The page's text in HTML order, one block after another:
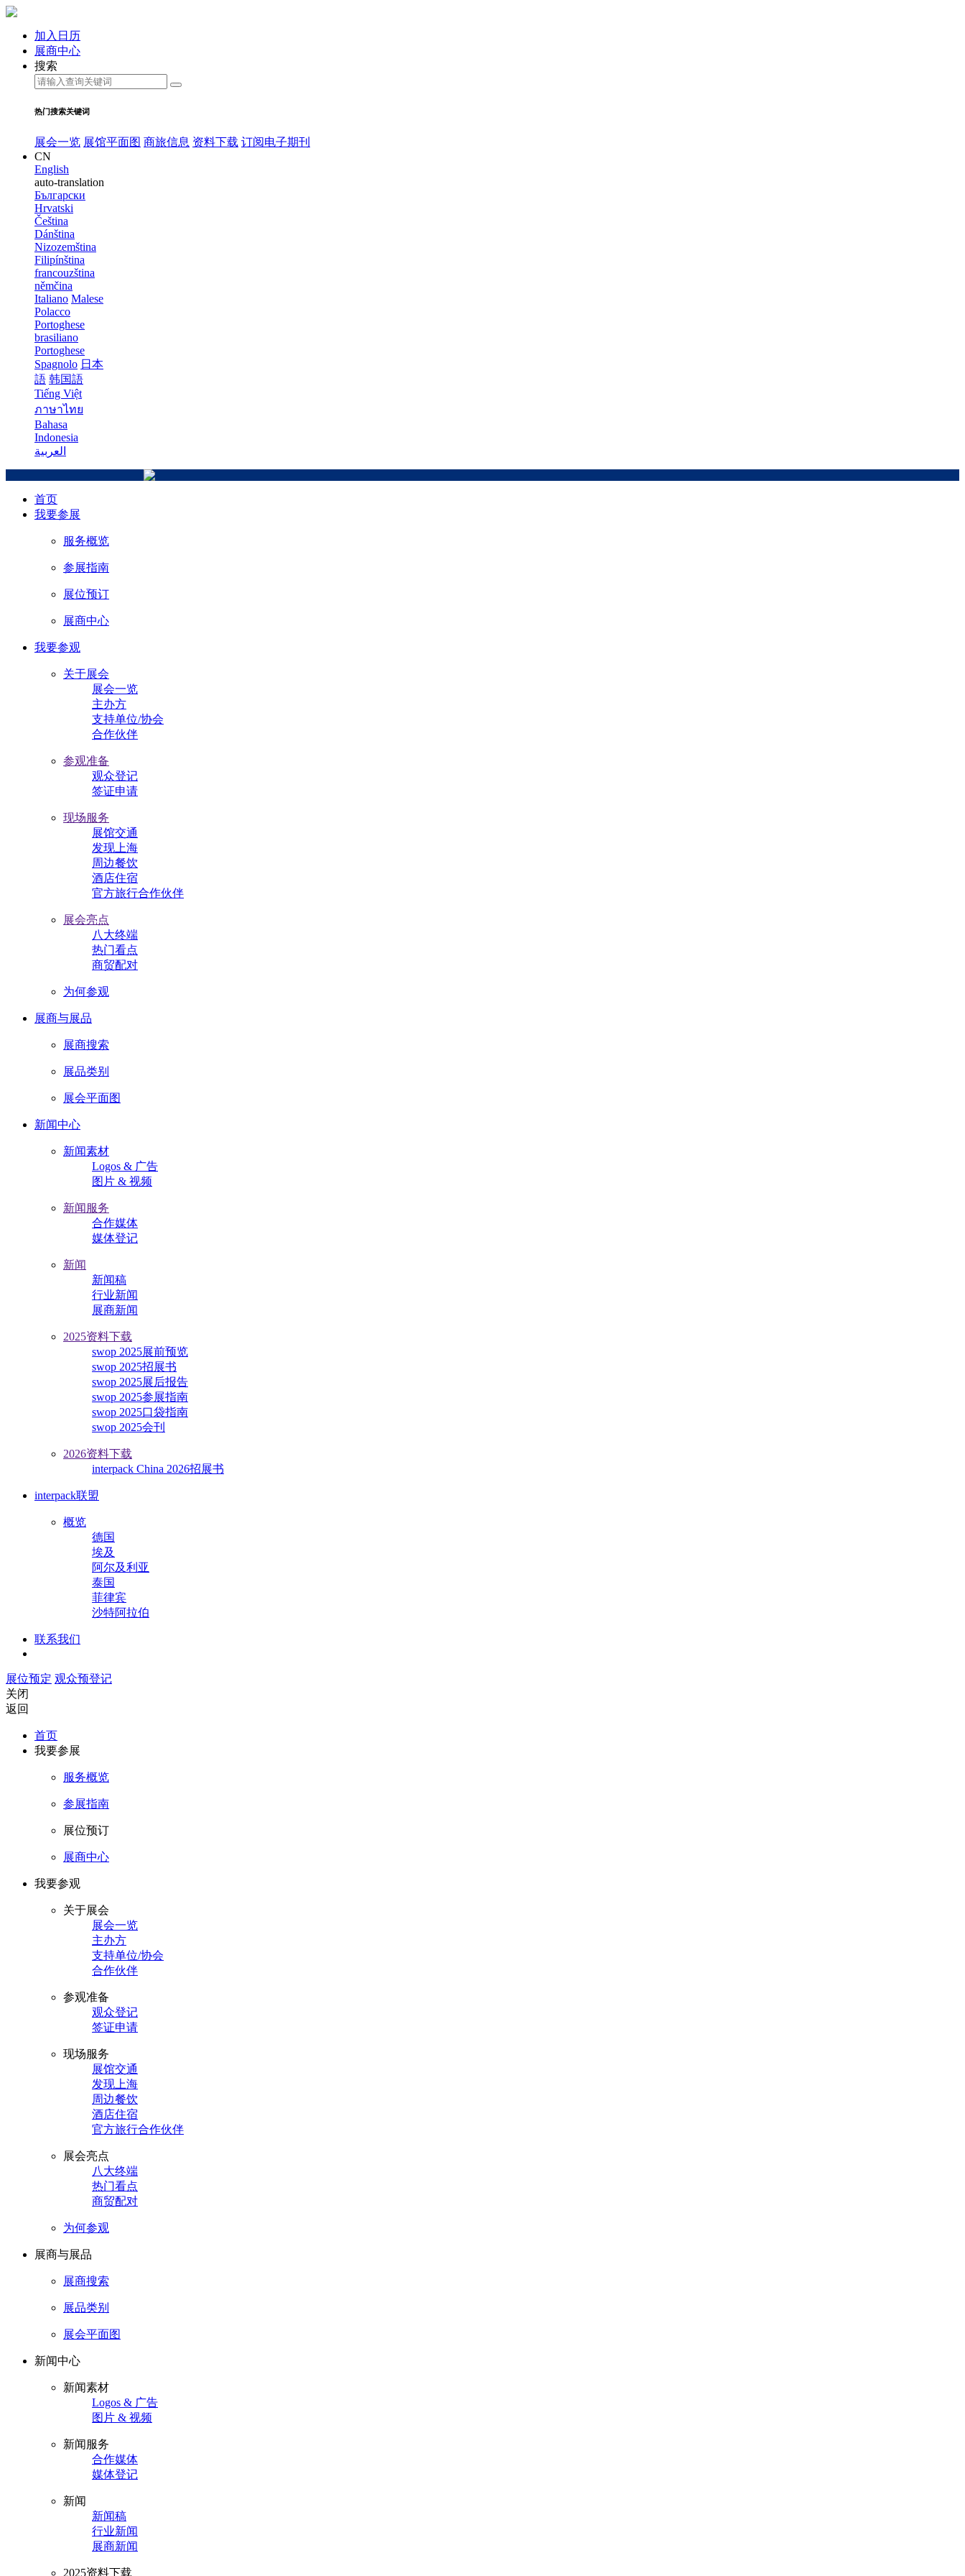
加入日历
展商中心
搜索
热门搜索关键词
展会一览 展馆平面图 商旅信息 资料下载 订阅电子期刊
CN
English
auto-translation
Български
Hrvatski
Čeština
Dánština
Nizozemština
Filipínština
francouzština
němčina
Italiano Malese
Polacco
Portoghese
brasiliano
Portoghese
Spagnolo 日本
語 韩国語
Tiếng Việt
ภาษาไทย
Bahasa
Indonesia
العربية
首页
我要参展
服务概览
参展指南
展位预订
展商中心
我要参观
关于展会
展会一览
主办方
支持单位/协会
合作伙伴
参观准备
观众登记
签证申请
现场服务
展馆交通
发现上海
周边餐饮
酒店住宿
官方旅行合作伙伴
展会亮点
八大终端
热门看点
商贸配对
为何参观
展商与展品
展商搜索
展品类别
展会平面图
新闻中心
新闻素材
Logos & 广告
图片 & 视频
新闻服务
合作媒体
媒体登记
新闻
新闻稿
行业新闻
展商新闻
2025资料下载
swop 2025展前预览
swop 2025招展书
swop 2025展后报告
swop 2025参展指南
swop 2025口袋指南
swop 2025会刊
2026资料下载
interpack China 2026招展书
interpack联盟
概览
德国
埃及
阿尔及利亚
泰国
菲律宾
沙特阿拉伯
联系我们
展位预定 观众预登记
关闭
返回
首页
我要参展
服务概览
参展指南
展位预订
展商中心
我要参观
关于展会
展会一览
主办方
支持单位/协会
合作伙伴
参观准备
观众登记
签证申请
现场服务
展馆交通
发现上海
周边餐饮
酒店住宿
官方旅行合作伙伴
展会亮点
八大终端
热门看点
商贸配对
为何参观
展商与展品
展商搜索
展品类别
展会平面图
新闻中心
新闻素材
Logos & 广告
图片 & 视频
新闻服务
合作媒体
媒体登记
新闻
新闻稿
行业新闻
展商新闻
2025资料下载